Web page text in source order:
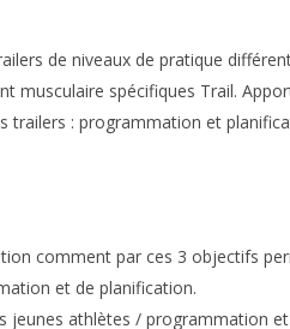
de niveaux de pratique
musculaire spécifiques Trail.
trailers : programmation et
comment par ces 3 objectifs
et de planification.
jeunes athlètes / programmation